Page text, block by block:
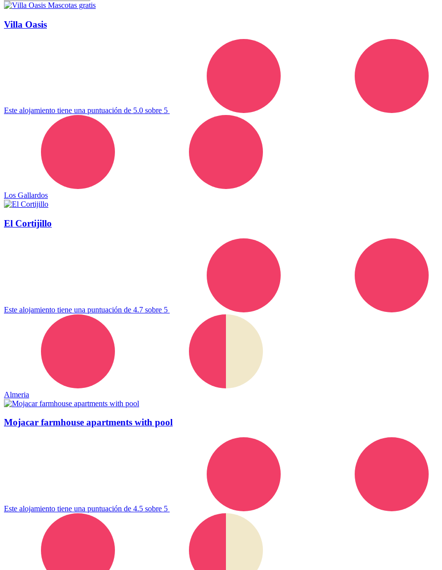
Mascotas gratis
Villa Oasis
Este alojamiento tiene una puntuación de 5.0 sobre 5
Los Gallardos
El Cortijillo
Este alojamiento tiene una puntuación de 4.7 sobre 5
Almeria
Mojacar farmhouse apartments with pool
Este alojamiento tiene una puntuación de 4.5 sobre 5